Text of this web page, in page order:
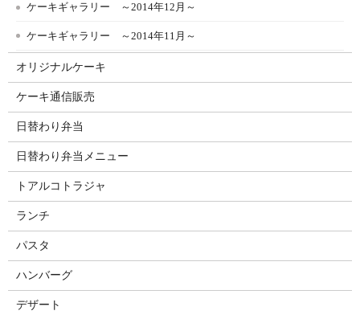
ケーキギャラリー ～2014年12月～
ケーキギャラリー ～2014年11月～
オリジナルケーキ
ケーキ通信販売
日替わり弁当
日替わり弁当メニュー
トアルコトラジャ
ランチ
パスタ
ハンバーグ
デザート